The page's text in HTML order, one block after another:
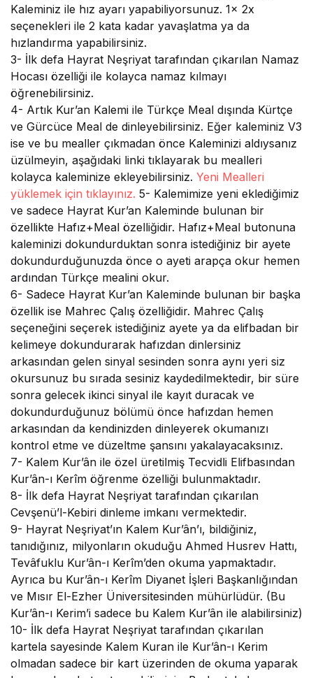
Kaleminiz ile hız ayarı yapabiliyorsunuz. 1x 2x
seçenekleri ile 2 kata kadar yavaşlatma ya da
hızlandırma yapabilirsiniz.
3- İlk defa Hayrat Neşriyat tarafından çıkarılan Namaz
Hocası özelliği ile kolayca namaz kılmayı
öğrenebilirsiniz.
4- Artık Kur’an Kalemi ile Türkçe Meal dışında Kürtçe
ve Gürcüce Meal de dinleyebilirsiniz. Eğer kaleminiz V3
ise ve bu mealler çıkmadan önce Kaleminizi aldıysanız
üzülmeyin, aşağıdaki linki tıklayarak bu mealleri
kolayca kaleminize ekleyebilirsiniz. Yeni Mealleri
yüklemek için tıklayınız. 5- Kalemimize yeni eklediğimiz
ve sadece Hayrat Kur’an Kaleminde bulunan bir
özellikte Hafız+Meal özelliğidir. Hafız+Meal butonuna
kaleminizi dokundurduktan sonra istediğiniz bir ayete
dokundurduğunuzda önce o ayeti arapça okur hemen
ardından Türkçe mealini okur.
6- Sadece Hayrat Kur’an Kaleminde bulunan bir başka
özellik ise Mahrec Çalış özelliğidir. Mahrec Çalış
seçeneğini seçerek istediğiniz ayete ya da elifbadan bir
kelimeye dokundurarak hafızdan dinlersiniz
arkasından gelen sinyal sesinden sonra aynı yeri siz
okursunuz bu sırada sesiniz kaydedilmektedir, bir süre
sonra gelecek ikinci sinyal ile kayıt duracak ve
dokundurduğunuz bölümü önce hafızdan hemen
arkasından da kendinizden dinleyerek okumanızı
kontrol etme ve düzeltme şansını yakalayacaksınız.
7- Kalem Kur’ân ile özel üretilmiş Tecvidli Elifbasından
Kur’ân-ı Kerîm öğrenme özelliği bulunmaktadır.
8- İlk defa Hayrat Neşriyat tarafından çıkarılan
Cevşenü’l-Kebiri dinleme imkanı vermektedir.
9- Hayrat Neşriyat’ın Kalem Kur’ân’ı, bildiğiniz,
tanıdığınız, milyonların okuduğu Ahmed Husrev Hattı,
Tevâfuklu Kur’ân-ı Kerîm’den okuma yapmaktadır.
Ayrıca bu Kur’ân-ı Kerîm Diyanet İşleri Başkanlığından
ve Mısır El-Ezher Üniversitesinden mühürlüdür. (Bu
Kur’ân-ı Kerim’i sadece bu Kalem Kur’ân ile alabilirsiniz)
10- İlk defa Hayrat Neşriyat tarafından çıkarılan
kartela sayesinde Kalem Kuran ile Kur’ân-ı Kerim
olmadan sadece bir kart üzerinden de okuma yaparak